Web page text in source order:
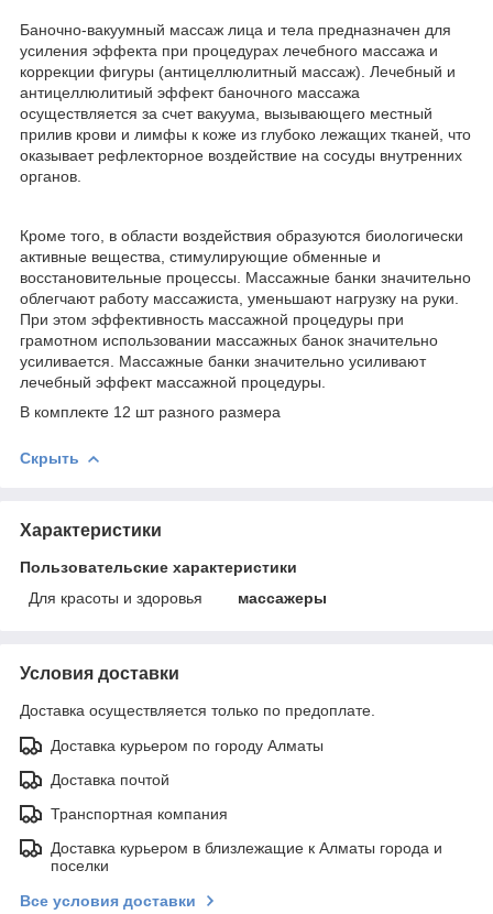
Баночно-вакуумный массаж лица и тела предназначен для
усиления эффекта при процедурах лечебного массажа и
коррекции фигуры (антицеллюлитный массаж). Лечебный и
антицеллюлитиый эффект баночного массажа
осуществляется за счет вакуума, вызывающего местный
прилив крови и лимфы к коже из глубоко лежащих тканей, что
оказывает рефлекторное воздействие на сосуды внутренних
органов.
Кроме того, в области воздействия образуются биологически
активные вещества, стимулирующие обменные и
восстановительные процессы. Массажные банки значительно
облегчают работу массажиста, уменьшают нагрузку на руки.
При этом эффективность массажной процедуры при
грамотном использовании массажных банок значительно
усиливается. Массажные банки значительно усиливают
лечебный эффект массажной процедуры.
В комплекте 12 шт разного размера
Скрыть
Характеристики
Пользовательские характеристики
Для красоты и здоровья
массажеры
Условия доставки
Доставка осуществляется только по предоплате.
Доставка курьером по городу Алматы
Доставка почтой
Транспортная компания
Доставка курьером в близлежащие к Алматы города и
поселки
Все условия доставки